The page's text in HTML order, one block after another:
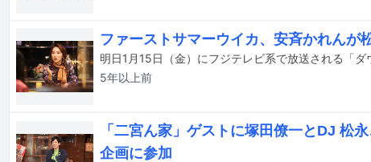
ファーストサマーウイカ、安斉かれんが
5年以上前
「二宮ん家」ゲストに塚田僚一とDJ 松
企画に参加